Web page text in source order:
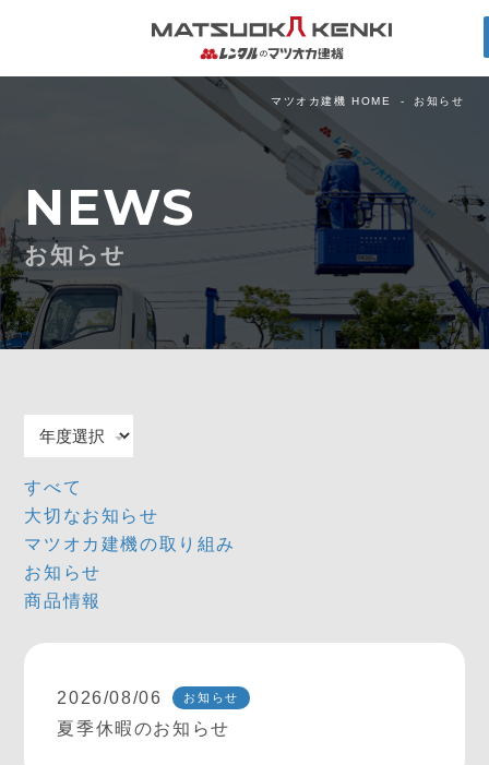
マツオカ建機 HOME お知らせ
NEWS
お知らせ
すべて
大切なお知らせ
マツオカ建機の取り組み
お知らせ
商品情報
2026/08/06 お知らせ
夏季休暇のお知らせ